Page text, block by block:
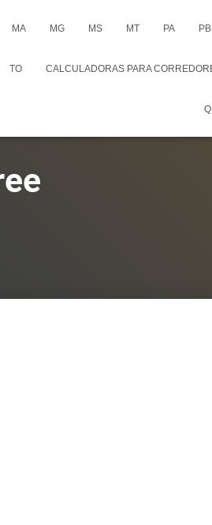
MA MG MS MT PA PB
TO CALCULADORAS PARA